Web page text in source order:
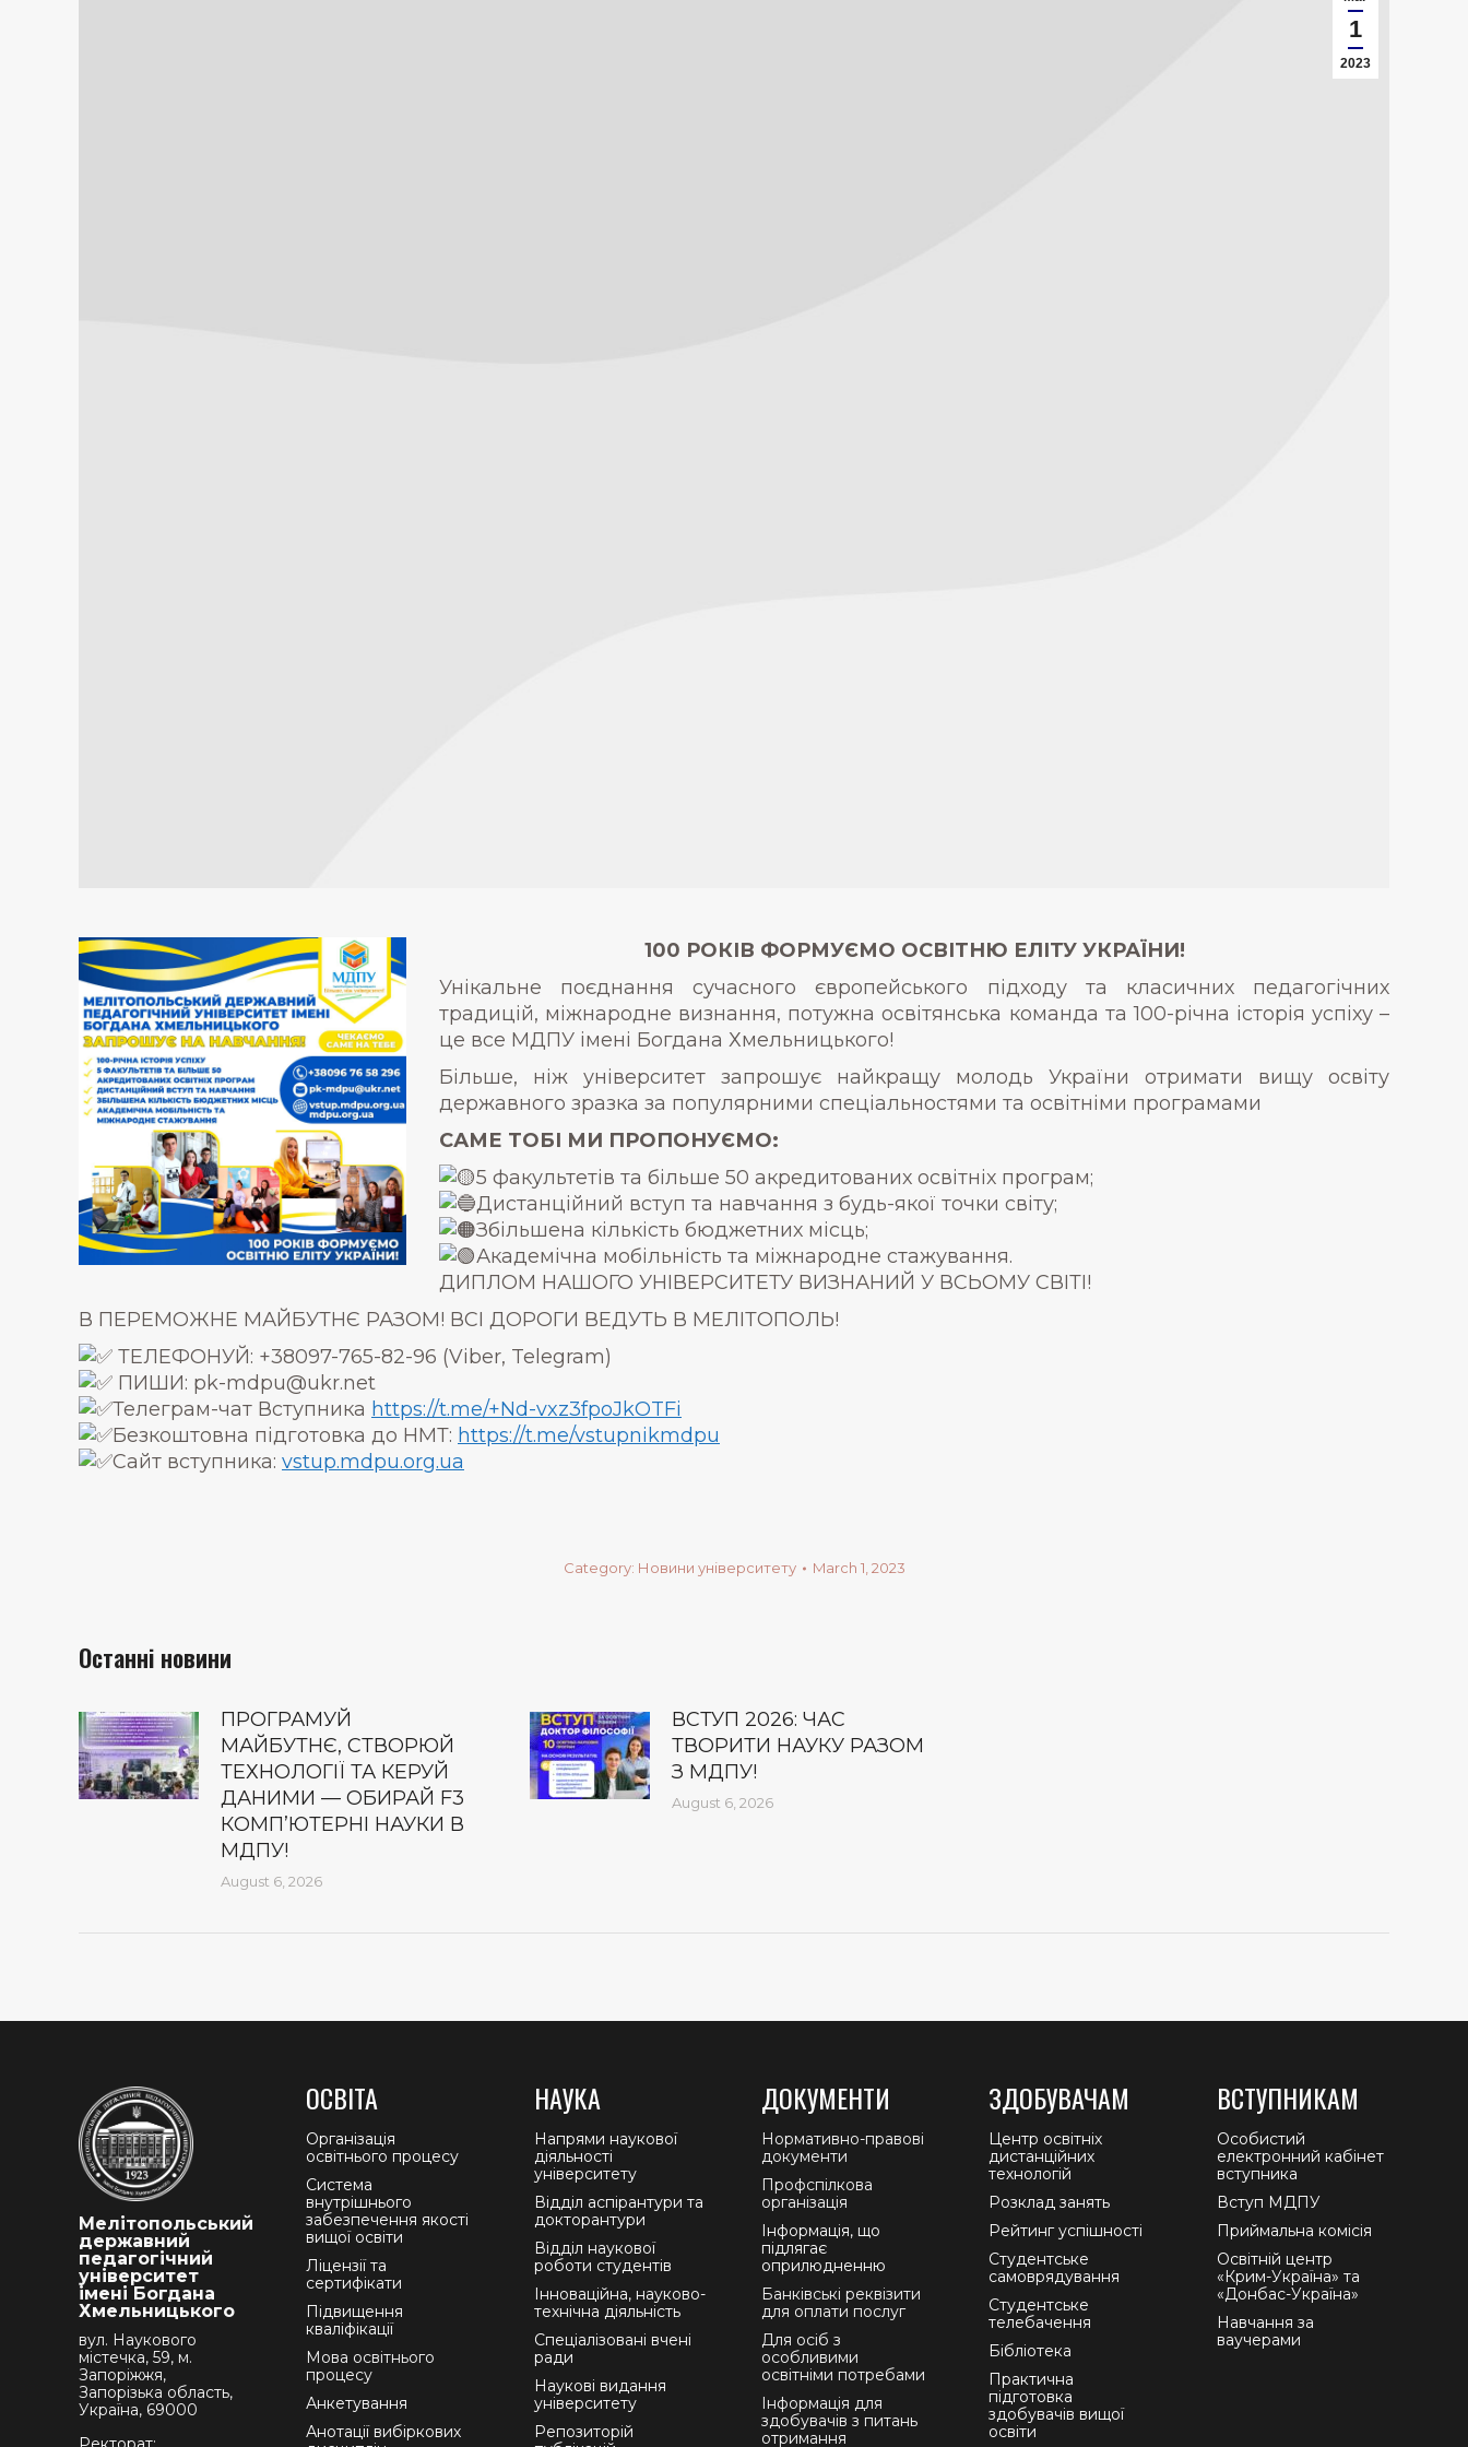
1
2023
100 РОКІВ ФОРМУЄМО ОСВІТНЮ ЕЛІТУ УКРАЇНИ!
Унікальне поєднання сучасного європейського підходу та класичних педагогічних
традицій, міжнародне визнання, потужна освітянська команда та 100-річна історія успіху –
це все МДПУ імені Богдана Хмельницького!
Більше, ніж університет запрошує найкращу молодь України отримати вищу освіту
державного зразка за популярними спеціальностями та освітніми програмами
САМЕ ТОБІ МИ ПРОПОНУЄМО:
5 факультетів та більше 50 акредитованих освітніх програм;
Дистанційний вступ та навчання з будь-якої точки світу;
Збільшена кількість бюджетних місць;
Академічна мобільність та міжнародне стажування.
ДИПЛОМ НАШОГО УНІВЕРСИТЕТУ ВИЗНАНИЙ У ВСЬОМУ СВІТІ!
В ПЕРЕМОЖНЕ МАЙБУТНЄ РАЗОМ! ВСІ ДОРОГИ ВЕДУТЬ В МЕЛІТОПОЛЬ!
ТЕЛЕФОНУЙ: +38097-765-82-96 (Viber, Telegram)
ПИШИ: pk-mdpu@ukr.net
Телеграм-чат Вступника https://t.me/+Nd-vxz3fpoJkOTFi
Безкоштовна підготовка до НМТ: https://t.me/vstupnikmdpu
Сайт вступника: vstup.mdpu.org.ua
Category: Новини університету March 1, 2023
Останні новини
ПРОГРАМУЙ
МАЙБУТНЄ, СТВОРЮЙ
ТЕХНОЛОГІЇ ТА КЕРУЙ
ДАНИМИ — ОБИРАЙ F3
КОМП’ЮТЕРНІ НАУКИ В
МДПУ!
August 6, 2026
ВСТУП 2026: ЧАС
ТВОРИТИ НАУКУ РАЗОМ
З МДПУ!
August 6, 2026
Мелітопольський
державний
педагогічний
університет
імені Богдана
Хмельницького
вул. Наукового
містечка, 59, м.
Запоріжжя,
Запорізька область,
Україна, 69000
ОСВІТА
Організація
освітнього процесу
Система
внутрішнього
забезпечення якості
вищої освіти
Ліцензії та
сертифікати
Підвищення
кваліфікації
Мова освітнього
процесу
Анкетування
Анотації вибіркових
НАУКА
Напрями наукової
діяльності
університету
Відділ аспірантури та
докторантури
Відділ наукової
роботи студентів
Інноваційна, науково-
технічна діяльність
Спеціалізовані вчені
ради
Наукові видання
університету
Репозиторій
ДОКУМЕНТИ
Нормативно-правові
документи
Профспілкова
організація
Інформація, що
підлягає
оприлюдненню
Банківські реквізити
для оплати послуг
Для осіб з
особливими
освітніми потребами
Інформація для
здобувачів з питань
отримання
ЗДОБУВАЧАМ
Центр освітніх
дистанційних
технологій
Розклад занять
Рейтинг успішності
Студентське
самоврядування
Студентське
телебачення
Бібліотека
Практична
підготовка
здобувачів вищої
освіти
ВСТУПНИКАМ
Особистий
електронний кабінет
вступника
Вступ МДПУ
Приймальна комісія
Освітній центр
«Крим-Україна» та
«Донбас-Україна»
Навчання за
ваучерами